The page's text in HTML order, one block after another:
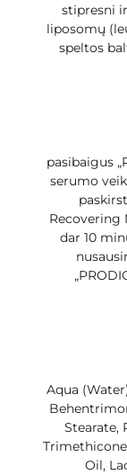
stipresni
liposomų
speltos
pasibaigus
serumo
Recovering
dar 10
Aqua
Stearate,
Oil,